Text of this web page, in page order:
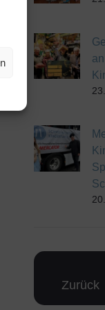
Zurück